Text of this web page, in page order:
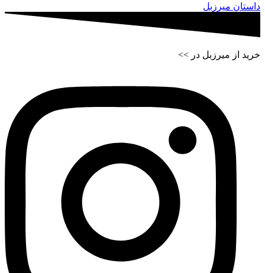
داستان میرزبل
خرید از میرزبل در >>